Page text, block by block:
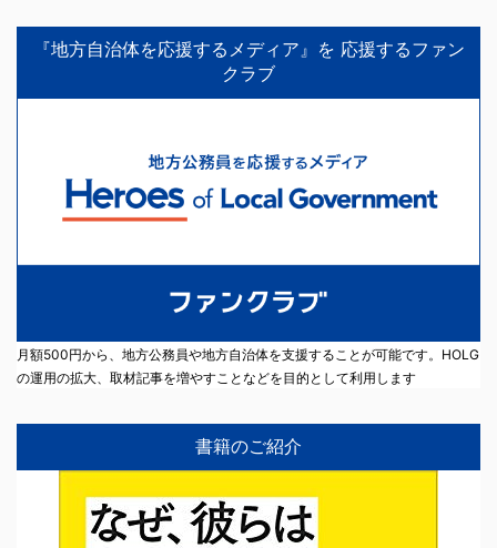
『地方自治体を応援するメディア』を 応援するファン
クラブ
月額500円から、地方公務員や地方自治体を支援することが可能です。HOLG
の運用の拡大、取材記事を増やすことなどを目的として利用します
書籍のご紹介